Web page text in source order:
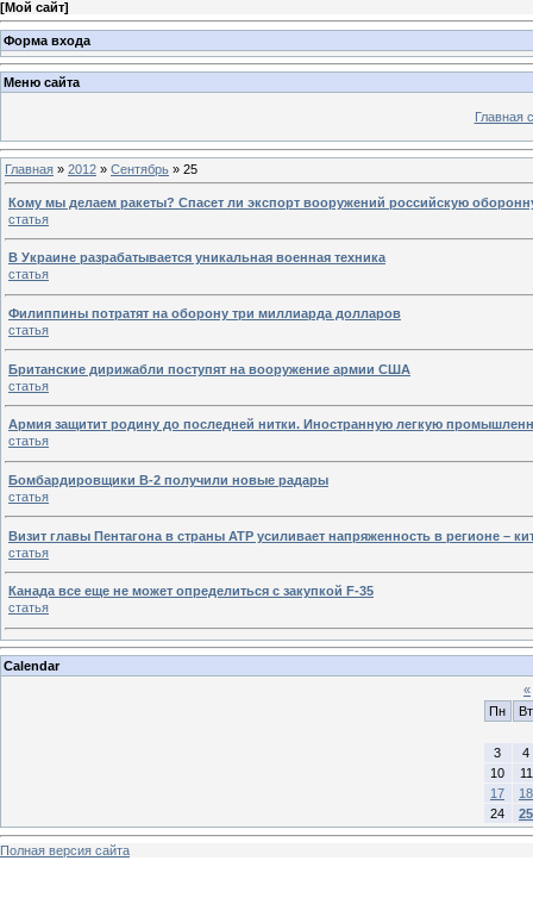
[Мой сайт]
Форма входа
Меню сайта
Главная
Главная » 2012 » Сентябрь » 25
Кому мы делаем ракеты? Спасет ли экспорт вооружений российскую
статья
В Украине разрабатывается уникальная военная техника
статья
Филиппины потратят на оборону три миллиарда долларов
статья
Британские дирижабли поступят на вооружение армии США
статья
Армия защитит родину до последней нитки. Иностранную легкую
статья
Бомбардировщики В-2 получили новые радары
статья
Визит главы Пентагона в страны АТР усиливает напряженность в регионе –
статья
Канада все еще не может определиться с закупкой F-35
статья
Calendar
«
Пн
Вт
3
4
10
11
17
18
24
25
Полная версия сайта